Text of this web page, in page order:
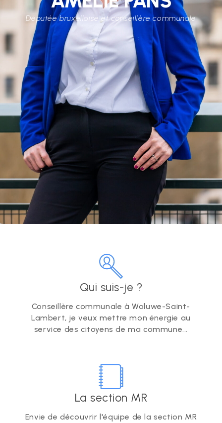
Députée bruxelloise et conseillère communale
Qui suis-je ?
Conseillère communale à Woluwe-Saint-
Lambert, je veux mettre mon énergie au
service des citoyens de ma commune...
La section MR
Envie de découvrir l'équipe de la section MR